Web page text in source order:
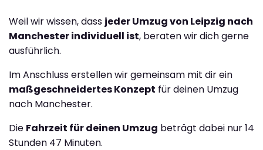
Weil wir wissen, dass jeder Umzug von Leipzig nach
Manchester individuell ist, beraten wir dich gerne
ausführlich.
Im Anschluss erstellen wir gemeinsam mit dir ein
maßgeschneidertes Konzept für deinen Umzug
nach Manchester.
Die Fahrzeit für deinen Umzug beträgt dabei nur 14
Stunden 47 Minuten.